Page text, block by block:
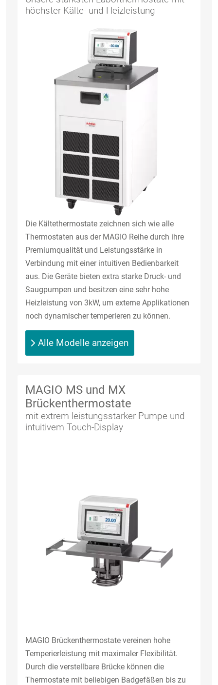
höchster Kälte- und Heizleistung
Die Kältethermostate zeichnen sich wie alle
Thermostaten aus der MAGIO Reihe durch ihre
Premiumqualität und Leistungsstärke in
Verbindung mit einer intuitiven Bedienbarkeit
aus. Die Geräte bieten extra starke Druck- und
Saugpumpen und besitzen eine sehr hohe
Heizleistung von 3kW, um externe Applikationen
noch dynamischer temperieren zu können.
Alle Modelle anzeigen
MAGIO MS und MX
Brückenthermostate
mit extrem leistungsstarker Pumpe und
intuitivem Touch-Display
MAGIO Brückenthermostate vereinen hohe
Temperierleistung mit maximaler Flexibilität.
Durch die verstellbare Brücke können die
Thermostate mit beliebigen Badgefäßen bis zu